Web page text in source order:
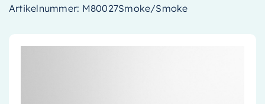
Artikelnummer: M80027Smoke/Smoke